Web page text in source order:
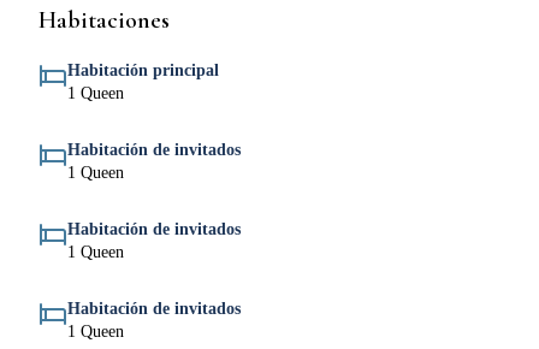
Habitaciones
Habitación principal
1 Queen
Habitación de invitados
1 Queen
Habitación de invitados
1 Queen
Habitación de invitados
1 Queen